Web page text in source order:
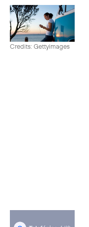
Credits: Gettyimages